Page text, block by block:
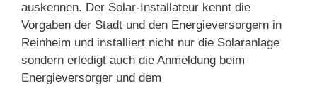
auskennen. Der Solar-Installateur kennt die
Vorgaben der Stadt und den Energieversorgern in
Reinheim und installiert nicht nur die Solaranlage
sondern erledigt auch die Anmeldung beim
Energieversorger und dem